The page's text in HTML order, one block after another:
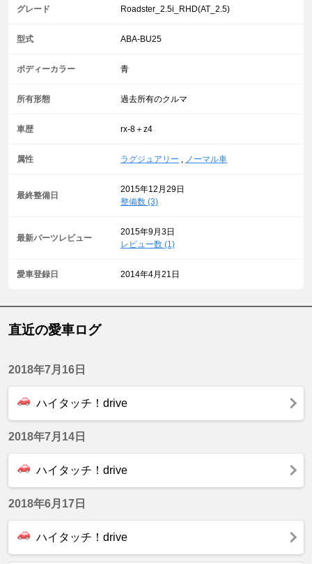
グレード Roadster_2.5i_RHD(AT_2.5)
型式 ABA-BU25
ボディーカラー 青
所有形態 過去所有のクルマ
車歴 rx-8＋z4
属性 ラグジュアリー ノーマル車
最終整備日
2015年12月29日
整備数 (3)
最新パーツレビュー
2015年9月3日
レビュー数 (1)
愛車登録日 2014年4月21日
直近の愛車ログ
2018年7月16日
ハイタッチ！drive
2018年7月14日
ハイタッチ！drive
2018年6月17日
ハイタッチ！drive